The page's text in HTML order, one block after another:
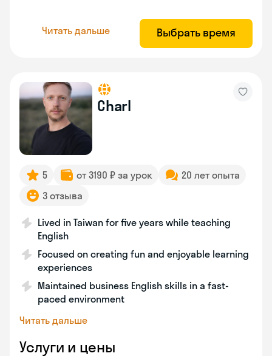
Читать дальше Выбрать время
Charl
5 от 3190 ₽ за урок
20 лет опыта
3 отзыва
Lived in Taiwan for five years while teaching
English
Focused on creating fun and enjoyable learning
experiences
Maintained business English skills in a fast-
paced environment
Читать дальше
Услуги и цены